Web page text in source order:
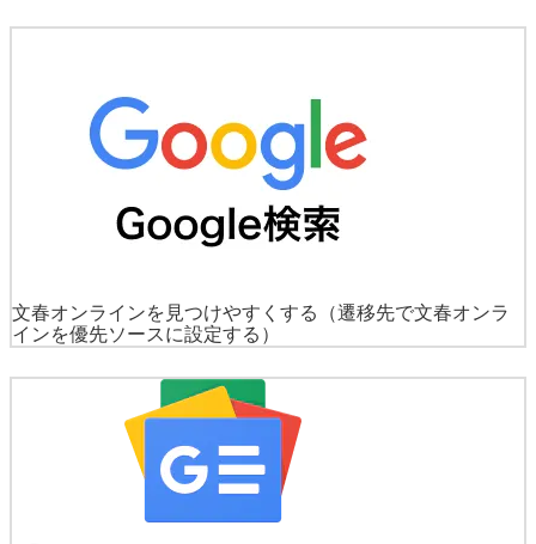
文春オンラインを見つけやすくする
（遷移先で文春オンラ
インを優先ソースに設定する）